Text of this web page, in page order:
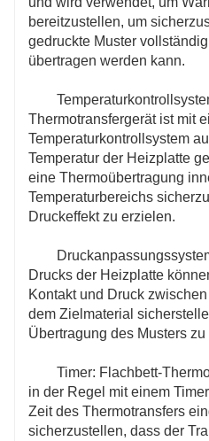
bereitzustellen, um
gedruckte Muster
übertragen werden kann.
Thermotransfergerät ist mit
Temperaturkontrollsystem
Temperatur der Heizplatte
eine Thermoübertragung
Temperaturbereichs
Druckeffekt zu erzielen.
Drucks der Heizplatte
Kontakt und Druck
dem Zielmaterial
Übertragung des Musters zu
Timer: Flachbett-
in der Regel mit einem
Zeit des Thermotransfers
sicherzustellen, dass der